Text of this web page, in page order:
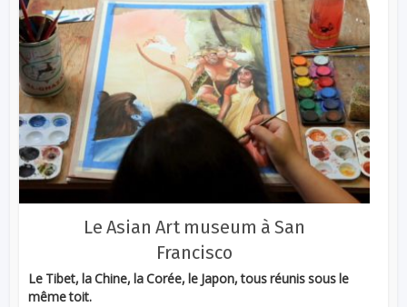
Le Asian Art museum à San
Francisco
Le Tibet, la Chine, la Corée, le Japon, tous réunis sous le
même toit.